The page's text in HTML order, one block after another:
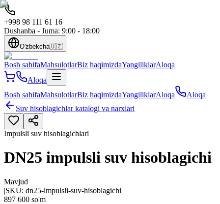
+998 98 111 61 16
Dushanba - Juma: 9:00 - 18:00
O'zbekcha🇺🇿
Bosh sahifaMahsulotlarBiz haqimizdaYangiliklarAloqa
Aloqa
Bosh sahifaMahsulotlarBiz haqimizdaYangiliklarAloqa
Aloqa
Suv hisoblagichlar katalogi va narxlari
Impulsli suv hisoblagichlari
DN25 impulsli suv hisoblagichi
Mavjud
|SKU: dn25-impulsli-suv-hisoblagichi
897 600 so'm